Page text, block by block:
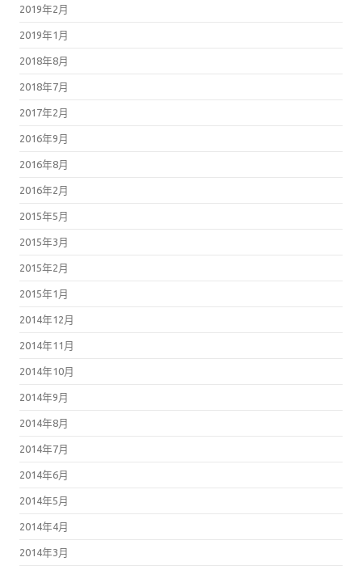
2019年2月
2019年1月
2018年8月
2018年7月
2017年2月
2016年9月
2016年8月
2016年2月
2015年5月
2015年3月
2015年2月
2015年1月
2014年12月
2014年11月
2014年10月
2014年9月
2014年8月
2014年7月
2014年6月
2014年5月
2014年4月
2014年3月